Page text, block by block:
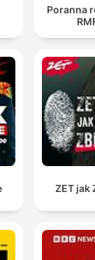
Poranna
ZET jak